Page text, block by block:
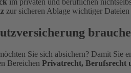
im privaten und beruflichen
zur sicheren Ablage wichtiger
Sie sich absichern? Damit Sie
Bereichen Privatrecht, Berufsrecht